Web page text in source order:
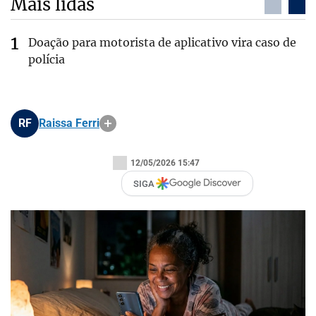
Mais lidas
Doação para motorista de aplicativo vira caso de
polícia
RF Raissa Ferri
12/05/2026 15:47
SIGA